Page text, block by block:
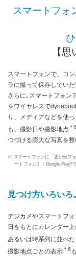
スマートフォ
【
スマートフォンで、コ
ラに撮って保存してい
さらに､スマートフォン
をワイヤレスで
り、メディアなどを使
も、撮影日や撮影地点 ＊6
つづける膨大な写真を整
※ スマートフォンに「思い出フ
ートフォン】：Google Play?
見つけ方いろいろ
デジカメやスマートフ
日をもとにカレンダー
あるいは時系列に並べ
撮影地点ごとの表示 ＊6